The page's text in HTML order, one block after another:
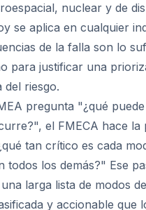
nuclear y de
se aplica en cualquier
de la falla son lo
para justificar una
del riesgo.
pregunta "¿qué
el FMECA hace la
tan crítico es cada
todos los demás?" Ese
larga lista de modos
y accionable que